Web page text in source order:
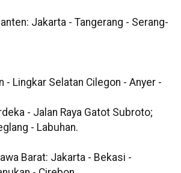
Jakarta - Tangerang - Serang-
- Lingkar Selatan Cilegon - Anyer -
- Jalan Raya Gatot Subroto;
- Labuhan.
Barat: Jakarta - Bekasi -